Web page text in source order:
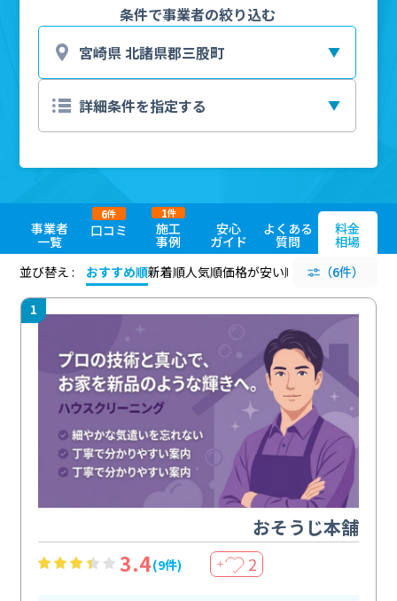
条件で事業者の絞り込む
事業者
一覧
口コミ
6件
施工
事例
1件
安心
ガイド
よくある
質問
料金
相場
並び替え :
おすすめ順新着順人気順価格が安い順 評価が高い順
（6件）
1
おそうじ本舗
3.4(9件) ＋ 2